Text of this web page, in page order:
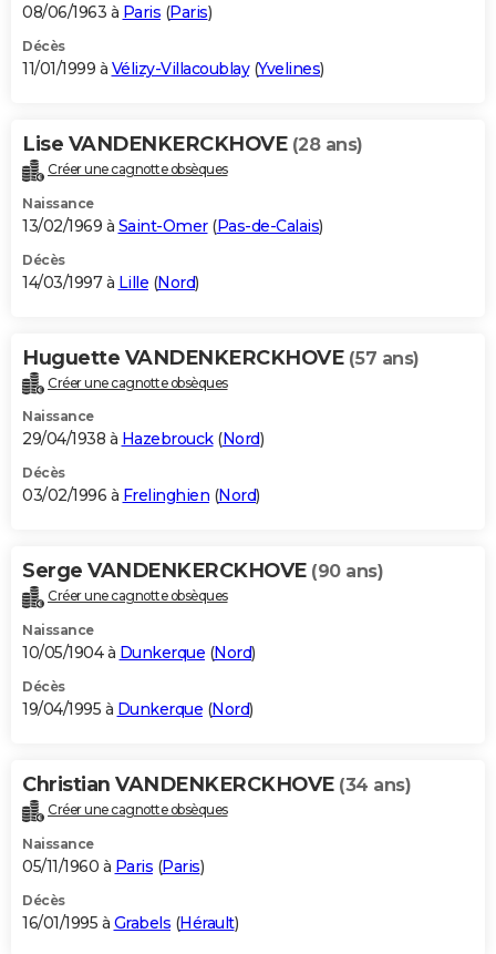
08/06/1963 à Paris (Paris)
Décès
11/01/1999 à Vélizy-Villacoublay(Yvelines)
Lise VANDENKERCKHOVE (28 ans)
Créer une cagnotte obsèques
Naissance
13/02/1969 à Saint-Omer(Pas-de-Calais)
Décès
14/03/1997 à Lille (Nord)
Huguette VANDENKERCKHOVE (57 ans)
Créer une cagnotte obsèques
Naissance
29/04/1938 à Hazebrouck(Nord)
Décès
03/02/1996 à Frelinghien (Nord)
Serge VANDENKERCKHOVE (90 ans)
Créer une cagnotte obsèques
Naissance
10/05/1904 à Dunkerque (Nord)
Décès
19/04/1995 à Dunkerque (Nord)
Christian VANDENKERCKHOVE (34 ans)
Créer une cagnotte obsèques
Naissance
05/11/1960 à Paris (Paris)
Décès
16/01/1995 à Grabels (Hérault)